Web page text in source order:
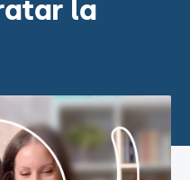
la